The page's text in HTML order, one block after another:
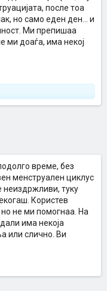
после тоа
но само еден ден... и
Ми препишаа
ми доаѓа, има некој
време, без
менструален циклус
неиздржливи, туку
Користев
не ми помогнаа. На
има некоја
или слично. Ви